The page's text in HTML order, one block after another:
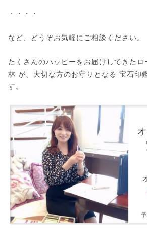
・・・・
など、どうぞお気軽にご相談ください。
たくさんのハッピーをお届けしてきた
林 が、大切な方のお守りとなる 宝石印
す。